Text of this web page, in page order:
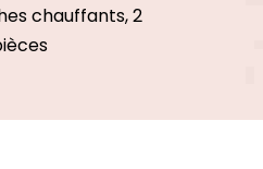
chauffants, 2